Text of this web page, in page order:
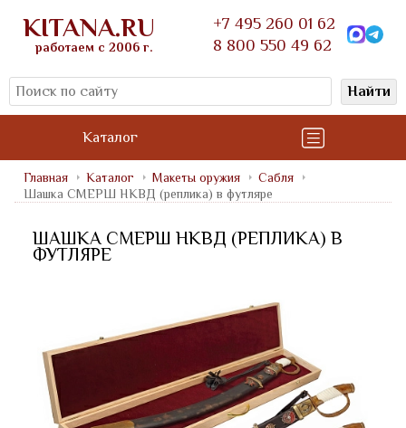
KITANA.RU
работаем с 2006 г.
+7 495 260 01 62
8 800 550 49 62
Найти
Каталог
Главная Каталог Макеты оружия
Сабля
Шашка СМЕРШ НКВД (реплика) в футляре
ШАШКА СМЕРШ НКВД (РЕПЛИКА) В
ФУТЛЯРЕ